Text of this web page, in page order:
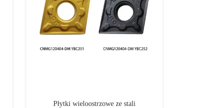
Płytki wieloostrzowe ze stali